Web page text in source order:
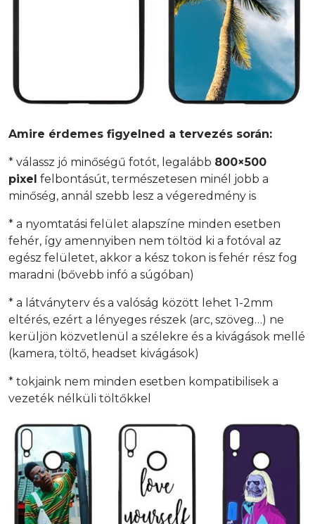
Amire érdemes figyelned a tervezés során:
* válassz jó minőségű fotót, legalább 800×500
pixel felbontásút, természetesen minél jobb a
minőség, annál szebb lesz a végeredmény is
* a nyomtatási felület alapszíne minden esetben
fehér, így amennyiben nem töltöd ki a fotóval az
egész felületet, akkor a kész tokon is fehér rész fog
maradni (bővebb infó a súgóban)
* a látványterv és a valóság között lehet 1-2mm
eltérés, ezért a lényeges részek (arc, szöveg…) ne
kerüljön közvetlenül a szélekre és a kivágások mellé
(kamera, töltő, headset kivágások)
* tokjaink nem minden esetben kompatibilisek a
vezeték nélküli töltőkkel